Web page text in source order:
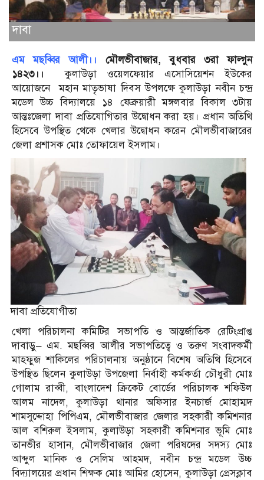
দাবা
এম মছব্বির আলী।। মৌলভীবাজার, বুধবার ৩রা ফাল্গুন
১৪২৩।। কুলাউড়া ওয়েলফেয়ার এসোসিয়েশন ইউকের
আয়োজনে মহান মাতৃভাষা দিবস উপলক্ষে কুলাউড়া নবীন চন্দ্র
মডেল উচ্চ বিদ্যালয়ে ১৪ ফেব্রুয়ারী মঙ্গলবার বিকাল ৩টায়
আন্তঃজেলা দাবা প্রতিযোগিতার উদ্বোধন করা হয়। প্রধান অতিথি
হিসেবে উপস্থিত থেকে খেলার উদ্বোধন করেন মৌলভীবাজারের
জেলা প্রশাসক মোঃ তোফায়েল ইসলাম।
দাবা প্রতিযোগীতা
খেলা পরিচালনা কমিটির সভাপতি ও আন্তর্জাতিক রেটিংপ্রাপ্ত
দাবাড়ু– এম. মছব্বির আলীর সভাপতিত্বে ও তরুণ সংবাদকর্মী
মাহফুজ শাকিলের পরিচালনায় অনুষ্ঠানে বিশেষ অতিথি হিসেবে
উপস্থিত ছিলেন কুলাউড়া উপজেলা নির্বাহী কর্মকর্তা চৌধুরী মোঃ
গোলাম রাব্বী, বাংলাদেশ ক্রিকেট বোর্ডের পরিচালক শফিউল
আলম নাদেল, কুলাউড়া থানার অফিসার ইনচার্জ মোহাম্মদ
শামসুদ্দোহা পিপিএম, মৌলভীবাজার জেলার সহকারী কমিশনার
আল বশিরুল ইসলাম, কুলাউড়া সহকারী কমিশনার ভূমি মোঃ
তানভীর হাসান, মৌলভীবাজার জেলা পরিষদের সদস্য মোঃ
আব্দুল মানিক ও সেলিম আহমদ, নবীন চন্দ্র মডেল উচ্চ
বিদ্যালয়ের প্রধান শিক্ষক মোঃ আমির হোসেন, কুলাউড়া প্রেসক্লাব